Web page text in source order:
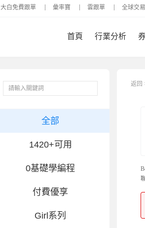
大白免費跟單 彙率寶 雲跟單 全球交
首頁 行業分析
全部
1420+可用
0基礎學編程
付費優享
Girl系列
返回